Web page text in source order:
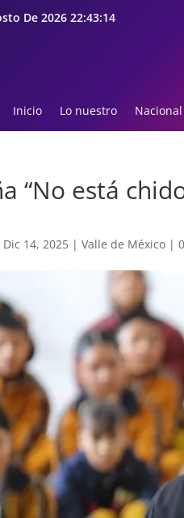
De 2026 22:43:15
Inicio Lo nuestro Nacional
“No está
Dic 14, 2025| Valle de México|